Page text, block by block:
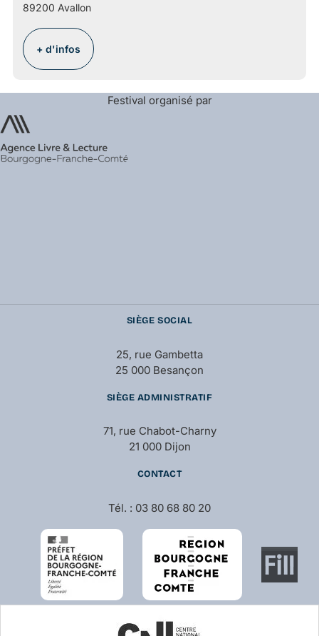
89200 Avallon
+ d'infos
Festival organisé par
SIÈGE SOCIAL
25, rue Gambetta
25 000 Besançon
SIÈGE ADMINISTRATIF
71, rue Chabot-Charny
21 000 Dijon
CONTACT
Tél. : 03 80 68 80 20